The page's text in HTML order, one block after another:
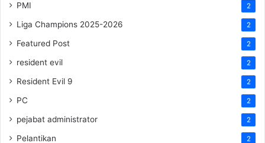
PMI 2
Liga Champions 2025-2026 2
Featured Post 2
resident evil 2
Resident Evil 9 2
PC 2
pejabat administrator 2
Pelantikan 2